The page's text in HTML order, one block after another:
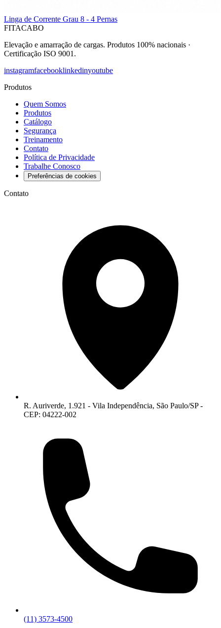
Linga de Corrente Grau 8 - 4 Pernas
FITACABO
Elevação e amarração de cargas. Produtos 100% nacionais ·
Certificação ISO 9001 .
instagramfacebooklinkedinyoutube
Produtos
Quem Somos
Produtos
Catálogo
Segurança
Treinamento
Contato
Política de Privacidade
Trabalhe Conosco
Preferências de cookies
Contato
R. Auriverde, 1.921 - Vila Independência, São Paulo/SP -
CEP: 04222-002
(11) 3573-4500